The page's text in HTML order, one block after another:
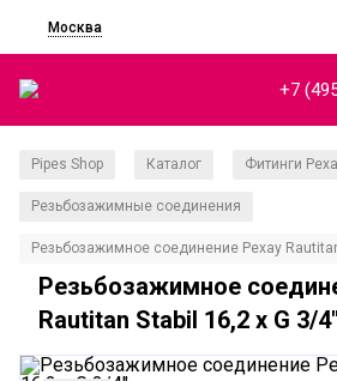
Москва
+7
Pipes Shop Каталог Фитинги
Резьбозажимные соединения
Резьбозажимное соединение Рехау
Резьбозажимное
Rautitan Stabil 16,2 x G 3/4"